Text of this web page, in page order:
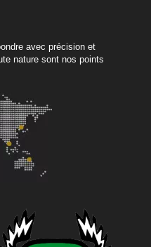
avec précision et
nature sont nos points